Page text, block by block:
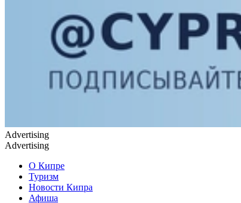
Advertising
Advertising
О Кипре
Туризм
Новости Кипра
Афиша